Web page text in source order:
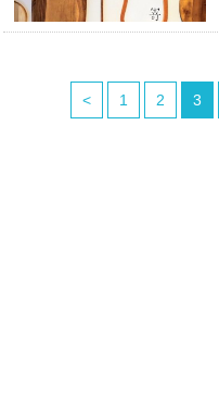
< 1 2 3